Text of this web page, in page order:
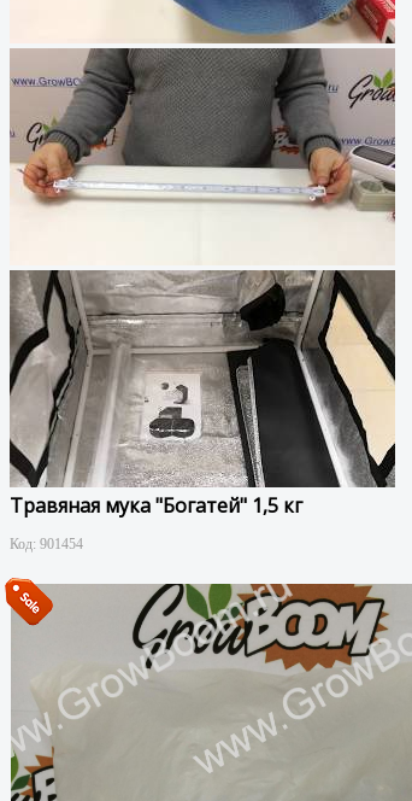
Травяная мука "Богатей" 1,5 кг
Код: 901454